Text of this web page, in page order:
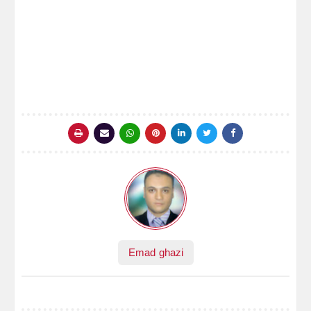
Emad ghazi